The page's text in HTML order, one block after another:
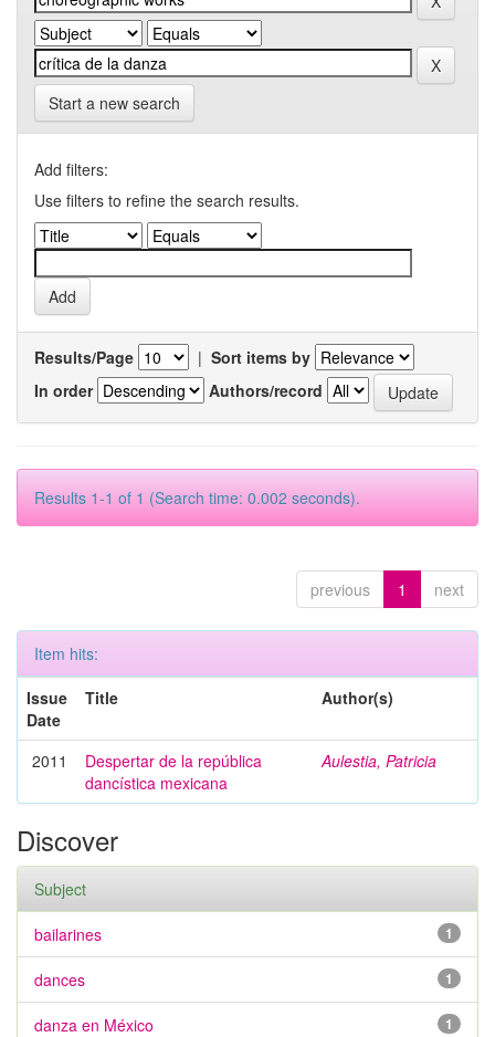
Start a new search
Add filters:
Use filters to refine the search results.
Results/Page | Sort items by
In order
Authors/record
Results 1-1 of 1 (Search time: 0.002 seconds).
previous 1 next
Item hits:
Issue
Date
Title Author(s)
2011
Despertar de la república
dancística mexicana
Aulestia, Patricia
Discover
Subject
1
bailarines
1
dances
1
danza en México